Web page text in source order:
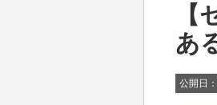
あ
公開日：